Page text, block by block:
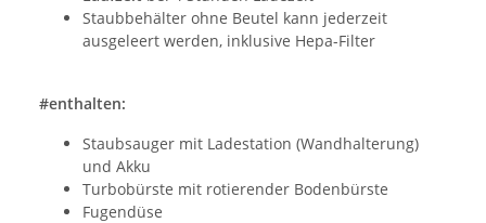
Staubbehälter ohne Beutel kann jederzeit
ausgeleert werden, inklusive Hepa-Filter
#enthalten:
Staubsauger mit Ladestation (Wandhalterung)
und Akku
Turbobürste mit rotierender Bodenbürste
Fugendüse